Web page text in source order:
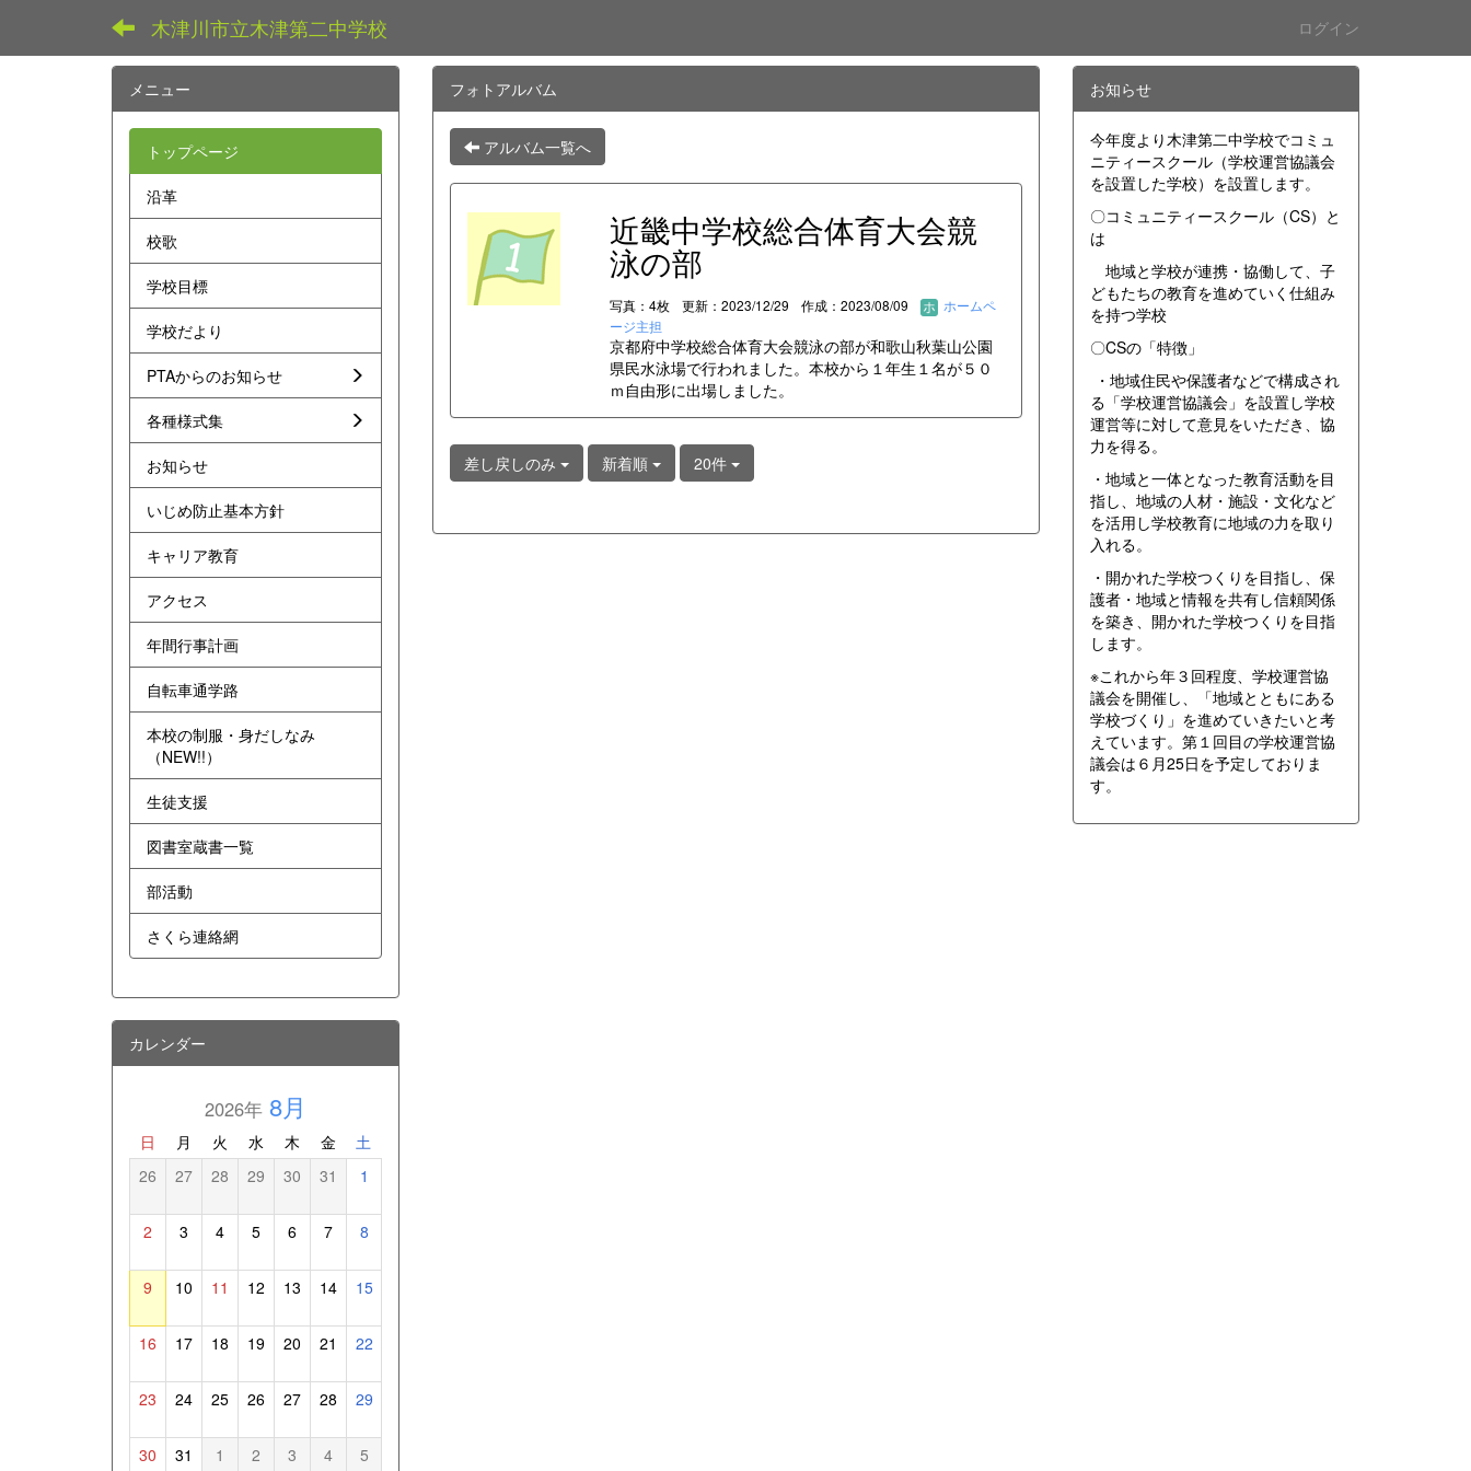
木津川市立木津第二中学校 ログイン
フォトアルバム
アルバム一覧へ
近畿中学校総合体育大会競
泳の部
写真：4枚 更新：2023/12/29 作成：2023/08/09
ホームペ
ージ主担
京都府中学校総合体育大会競泳の部が和歌山秋葉山公園
県民水泳場で行われました。本校から１年生１名が５０
ｍ自由形に出場しました。
差し戻しのみ 新着順 20件
メニュー
トップページ
沿革
校歌
学校目標
学校だより
PTAからのお知らせ
各種様式集
お知らせ
いじめ防止基本方針
キャリア教育
アクセス
年間行事計画
自転車通学路
本校の制服・身だしなみ
（NEW!!）
生徒支援
図書室蔵書一覧
部活動
さくら連絡網
カレンダー
2026年8月
日 月 火 水 木 金 土
26 27 28 29 30 31 1
2 3 4 5 6 7 8
9 10 11 12 13 14 15
16 17 18 19 20 21 22
23 24 25 26 27 28 29
30 31 1 2 3 4 5
お知らせ
今年度より木津第二中学校でコミュ
ニティースクール（学校運営協議会
を設置した学校）を設置します。
〇コミュニティースクール（CS）と
は
地域と学校が連携・協働して、子
どもたちの教育を進めていく仕組み
を持つ学校
〇CSの「特徴」
・地域住民や保護者などで構成され
る「学校運営協議会」を設置し学校
運営等に対して意見をいただき、協
力を得る。
・地域と一体となった教育活動を目
指し、地域の人材・施設・文化など
を活用し学校教育に地域の力を取り
入れる。
・開かれた学校つくりを目指し、保
護者・地域と情報を共有し信頼関係
を築き、開かれた学校つくりを目指
します。
※これから年３回程度、学校運営協
議会を開催し、「地域とともにある
学校づくり」を進めていきたいと考
えています。第１回目の学校運営協
議会は６月25日を予定しておりま
す。